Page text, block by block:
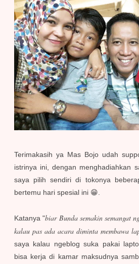
Terimakasih ya Mas Bojo udah
istrinya ini, dengan menghadiahkan
saya pilih sendiri di tokonya
bertemu hari spesial ini 😁.
Katanya "biar Bunda semakin semangat
kalau pas ada acara diminta membawa
saya kalau ngeblog suka pakai
bisa kerja di kamar maksudnya